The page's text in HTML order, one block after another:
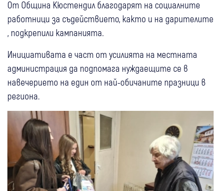
От Община Кюстендил благодарят на социалните
работници за съдействието, както и на дарителите
, подкрепили кампанията.
Инициативата е част от усилията на местната
администрация да подпомага нуждаещите се в
навечерието на един от най-обичаните празници в
региона.